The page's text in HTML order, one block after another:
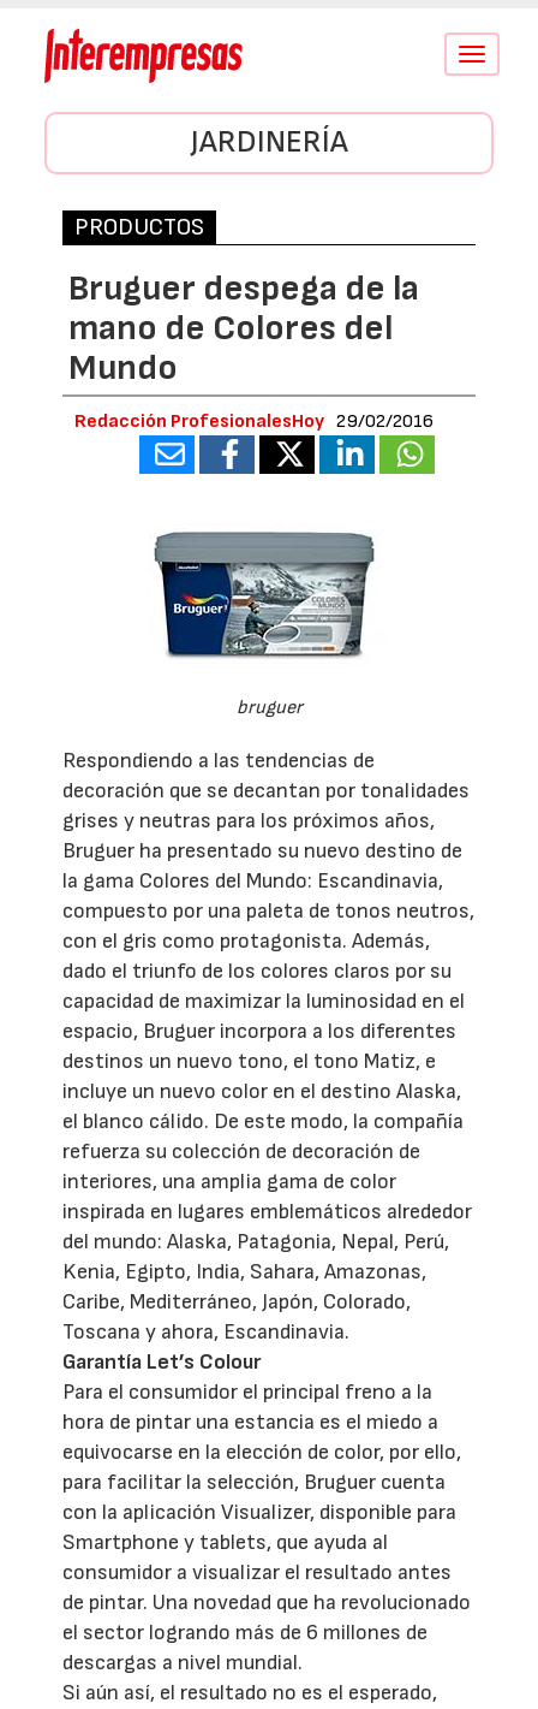
Conmutar
JARDINERÍA
PRODUCTOS
Bruguer despega de la
mano de Colores del
Mundo
Redacción ProfesionalesHoy 29/02/2016
bruguer
Respondiendo a las tendencias de
decoración que se decantan por tonalidades
grises y neutras para los próximos años,
Bruguer ha presentado su nuevo destino de
la gama Colores del Mundo: Escandinavia,
compuesto por una paleta de tonos neutros,
con el gris como protagonista. Además,
dado el triunfo de los colores claros por su
capacidad de maximizar la luminosidad en el
espacio, Bruguer incorpora a los diferentes
destinos un nuevo tono, el tono Matiz, e
incluye un nuevo color en el destino Alaska,
el blanco cálido. De este modo, la compañía
refuerza su colección de decoración de
interiores, una amplia gama de color
inspirada en lugares emblemáticos alrededor
del mundo: Alaska, Patagonia, Nepal, Perú,
Kenia, Egipto, India, Sahara, Amazonas,
Caribe, Mediterráneo, Japón, Colorado,
Toscana y ahora, Escandinavia.
Garantía Let’s Colour
Para el consumidor el principal freno a la
hora de pintar una estancia es el miedo a
equivocarse en la elección de color, por ello,
para facilitar la selección, Bruguer cuenta
con la aplicación Visualizer, disponible para
Smartphone y tablets, que ayuda al
consumidor a visualizar el resultado antes
de pintar. Una novedad que ha revolucionado
el sector logrando más de 6 millones de
descargas a nivel mundial.
Si aún así, el resultado no es el esperado,